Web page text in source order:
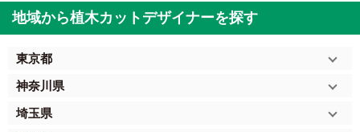
地域から植木カットデザイナーを探す
東京都
神奈川県
埼玉県